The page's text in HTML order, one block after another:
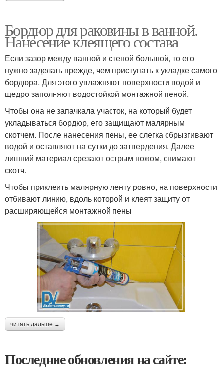
Бордюр для раковины в ванной.
Нанесение клеящего состава
Если зазор между ванной и стеной большой, то его
нужно заделать прежде, чем приступать к укладке самого
бордюра. Для этого увлажняют поверхности водой и
щедро заполняют водостойкой монтажной пеной.
Чтобы она не запачкала участок, на который будет
укладываться бордюр, его защищают малярным
скотчем. После нанесения пены, ее слегка сбрызгивают
водой и оставляют на сутки до затвердения. Далее
лишний материал срезают острым ножом, снимают
скотч.
Чтобы приклеить малярную ленту ровно, на поверхности
отбивают линию, вдоль которой и клеят защиту от
расширяющейся монтажной пены
читать дальше →
Последние обновления на сайте: